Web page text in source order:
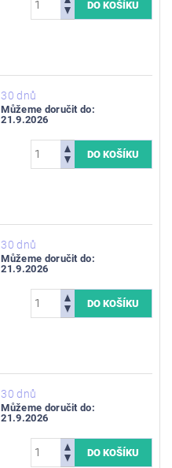
30 dnů
Můžeme doručit do:
21.9.2026
30 dnů
Můžeme doručit do:
21.9.2026
30 dnů
Můžeme doručit do:
21.9.2026